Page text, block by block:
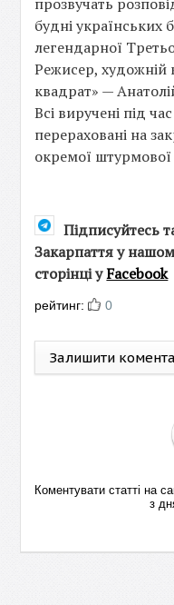
будні українських
легендарної
Режисер, художній
квадрат» —
Всі виручені під
перераховані на
окремої
Підписуйтесь
Закарпаття у
сторінці уFacebook
рейтинг: 0
Залишити
Коментувати статті на
з